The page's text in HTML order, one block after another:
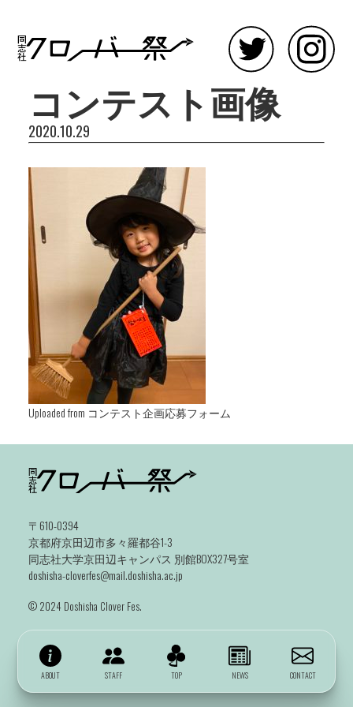
コンテスト画像
2020.10.29
Uploaded from コンテスト企画応募フォーム
ABOUT STAFF TOP NEWS CONTACT
〒610-0394
京都府京田辺市多々羅都谷1-3
同志社大学京田辺キャンパス 別館BOX327号室
doshisha-cloverfes@mail.doshisha.ac.jp
©️ 2024 Doshisha Clover Fes.